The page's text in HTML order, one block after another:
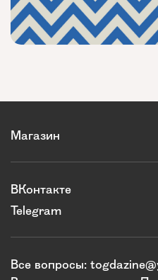
Магазин
ВКонтакте
Telegram
Все вопросы: